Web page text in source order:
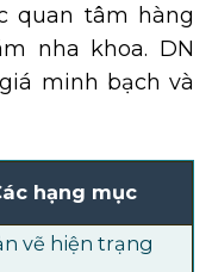
quan tâm hàng
nha khoa. DN
minh bạch và
hạng mục
vẽ hiện trạng